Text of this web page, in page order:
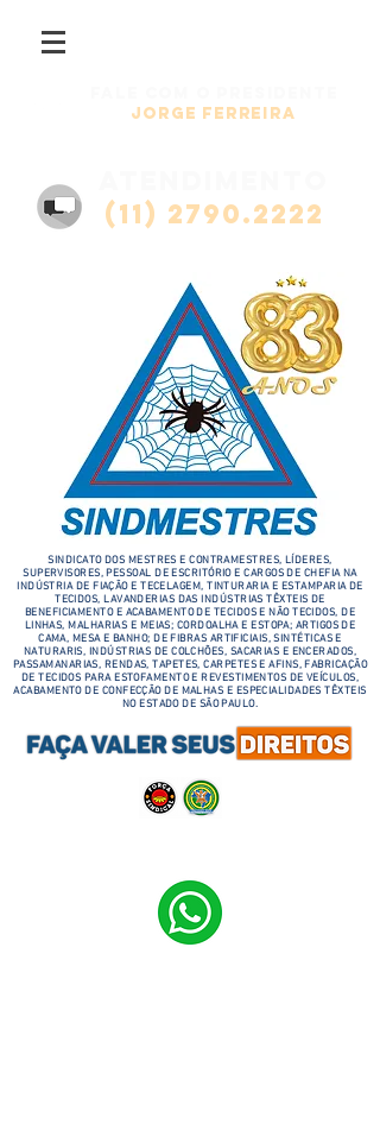
Jorge Ferreira
(11) 2790.2222
SINDICATO DOS MESTRES E CONTRAMESTRES, LÍDERES,
SUPERVISORES, PESSOAL DE ESCRITÓRIO E CARGOS DE CHEFIA NA
INDÚSTRIA DE FIAÇÃO E TECELAGEM, TINTURARIA E ESTAMPARIA DE
TECIDOS, LAVANDERIAS DAS INDÚSTRIAS TÊXTEIS DE
BENEFICIAMENTO E ACABAMENTO DE TECIDOS E NÃO TECIDOS, DE
LINHAS, MALHARIAS E MEIAS; CORDOALHA E ESTOPA; ARTIGOS DE
CAMA, MESA E BANHO; DE FIBRAS ARTIFICIAIS, SINTÉTICAS E
NATURARIS, INDÚSTRIAS DE COLCHÕES, SACARIAS E ENCERADOS,
PASSAMANARIAS, RENDAS, TAPETES, CARPETES E AFINS, FABRICAÇÃO
DE TECIDOS PARA ESTOFAMENTO E REVESTIMENTOS DE VEÍCULOS,
ACABAMENTO DE CONFECÇÃO DE MALHAS E ESPECIALIDADES TÊXTEIS
NO ESTADO DE SÃO PAULO.